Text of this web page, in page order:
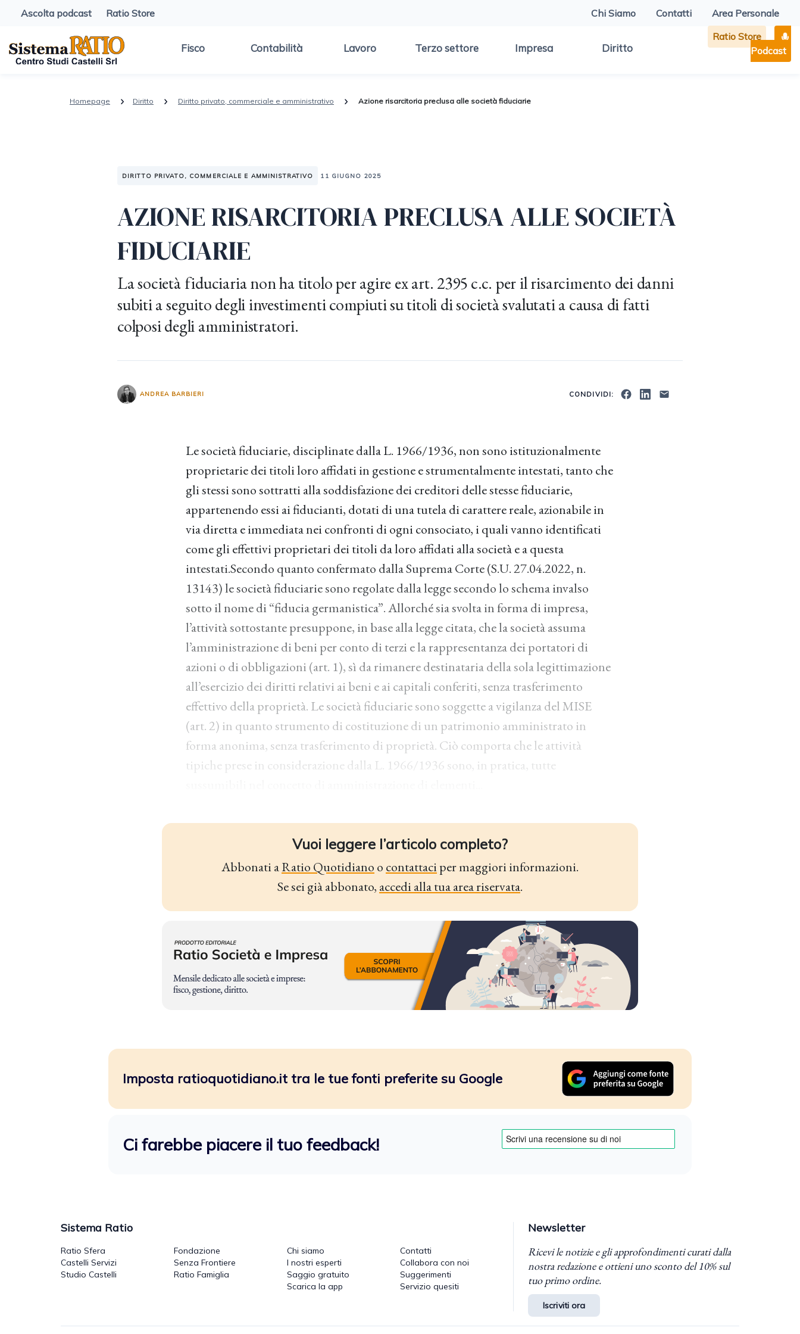
Ascolta podcast Ratio Store Chi Siamo Contatti Area Personale
Fisco Contabilità Lavoro Terzo settore Impresa Diritto
Ratio Store
Podcast
Homepage Diritto Diritto privato, commerciale e amministrativo Azione risarcitoria preclusa alle società fiduciarie
DIRITTO PRIVATO, COMMERCIALE E AMMINISTRATIVO 11 GIUGNO 2025
AZIONE RISARCITORIA PRECLUSA ALLE SOCIETÀ
FIDUCIARIE
La società fiduciaria non ha titolo per agire ex art. 2395 c.c. per il risarcimento dei danni
subiti a seguito degli investimenti compiuti su titoli di società svalutati a causa di fatti
colposi degli amministratori.
ANDREA BARBIERI CONDIVIDI:
Le società fiduciarie, disciplinate dalla L. 1966/1936, non sono istituzionalmente
proprietarie dei titoli loro affidati in gestione e strumentalmente intestati, tanto che
gli stessi sono sottratti alla soddisfazione dei creditori delle stesse fiduciarie,
appartenendo essi ai fiducianti, dotati di una tutela di carattere reale, azionabile in
via diretta e immediata nei confronti di ogni consociato, i quali vanno identificati
come gli effettivi proprietari dei titoli da loro affidati alla società e a questa
intestati.Secondo quanto confermato dalla Suprema Corte (S.U. 27.04.2022, n.
13143) le società fiduciarie sono regolate dalla legge secondo lo schema invalso
sotto il nome di “fiducia germanistica”. Allorché sia svolta in forma di impresa,
l’attività sottostante presuppone, in base alla legge citata, che la società assuma
l’amministrazione di beni per conto di terzi e la rappresentanza dei portatori di
azioni o di obbligazioni (art. 1), sì da rimanere destinataria della sola legittimazione
all’esercizio dei diritti relativi ai beni e ai capitali conferiti, senza trasferimento
effettivo della proprietà. Le società fiduciarie sono soggette a vigilanza del MISE
(art. 2) in quanto strumento di costituzione di un patrimonio amministrato in
forma anonima, senza trasferimento di proprietà. Ciò comporta che le attività
tipiche prese in considerazione dalla L. 1966/1936 sono, in pratica, tutte
Vuoi leggere l’articolo completo?
Abbonati aRatio Quotidiano o contattaciper maggiori informazioni.
Se sei già abbonato, accedi alla tua area riservata.
Imposta ratioquotidiano.it tra le tue fonti preferite su Google
Ci farebbe piacere il tuo feedback!
Sistema Ratio
Ratio Sfera
Castelli Servizi
Studio Castelli
Fondazione
Senza Frontiere
Ratio Famiglia
Chi siamo
I nostri esperti
Saggio gratuito
Scarica la app
Contatti
Collabora con noi
Suggerimenti
Servizio quesiti
Newsletter
Ricevi le notizie e gli approfondimenti curati dalla
nostra redazione e ottieni uno sconto del 10% sul
tuo primo ordine.
Iscriviti ora